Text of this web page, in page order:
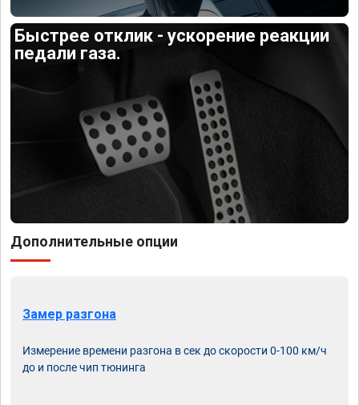
Быстрее отклик - ускорение реакции
педали газа.
Дополнительные опции
Замер разгона
Измерение времени разгона в сек до скорости 0-100 км/ч
до и после чип тюнинга